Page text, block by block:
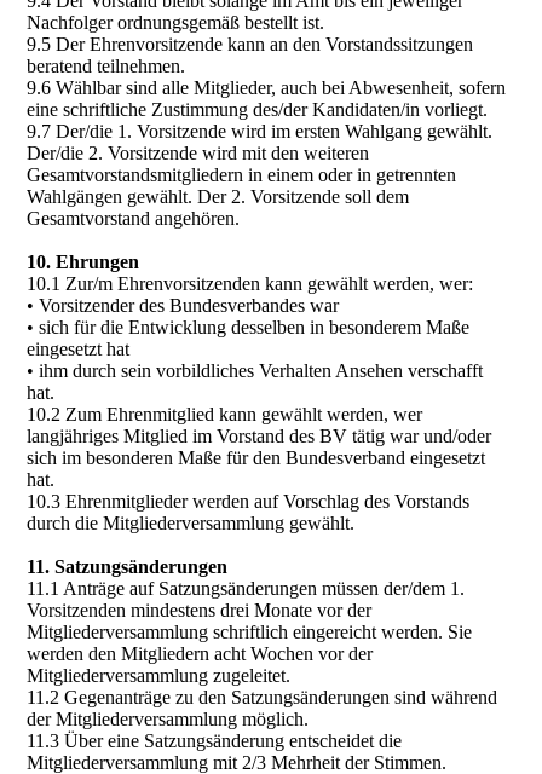
Nachfolger ordnungsgemäß bestellt ist.
9.5 Der Ehrenvorsitzende kann an den Vorstandssitzungen
beratend teilnehmen.
9.6 Wählbar sind alle Mitglieder, auch bei Abwesenheit, sofern
eine schriftliche Zustimmung des/der Kandidaten/in vorliegt.
9.7 Der/die 1. Vorsitzende wird im ersten Wahlgang gewählt.
Der/die 2. Vorsitzende wird mit den weiteren
Gesamtvorstandsmitgliedern in einem oder in getrennten
Wahlgängen gewählt. Der 2. Vorsitzende soll dem
Gesamtvorstand angehören.
10. Ehrungen
10.1 Zur/m Ehrenvorsitzenden kann gewählt werden, wer:
• Vorsitzender des Bundesverbandes war
• sich für die Entwicklung desselben in besonderem Maße
eingesetzt hat
• ihm durch sein vorbildliches Verhalten Ansehen verschafft
hat.
10.2 Zum Ehrenmitglied kann gewählt werden, wer
langjähriges Mitglied im Vorstand des BV tätig war und/oder
sich im besonderen Maße für den Bundesverband eingesetzt
hat.
10.3 Ehrenmitglieder werden auf Vorschlag des Vorstands
durch die Mitgliederversammlung gewählt.
11. Satzungsänderungen
11.1 Anträge auf Satzungsänderungen müssen der/dem 1.
Vorsitzenden mindestens drei Monate vor der
Mitgliederversammlung schriftlich eingereicht werden. Sie
werden den Mitgliedern acht Wochen vor der
Mitgliederversammlung zugeleitet.
11.2 Gegenanträge zu den Satzungsänderungen sind während
der Mitgliederversammlung möglich.
11.3 Über eine Satzungsänderung entscheidet die
Mitgliederversammlung mit 2/3 Mehrheit der Stimmen.